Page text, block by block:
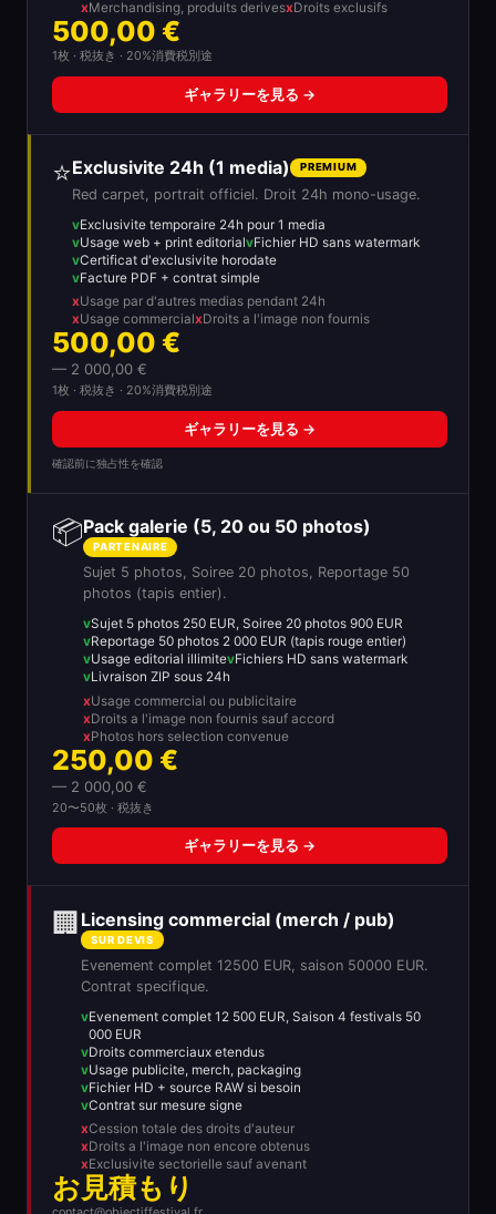
Merchandising, produits derives Droits exclusifs
500,00 €
1枚 · 税抜き · 20%消費税別途
ギャラリーを見る →
⭐Exclusivite 24h (1 media) PREMIUM
Red carpet, portrait officiel. Droit 24h mono-usage.
Exclusivite temporaire 24h pour 1 media
Usage web + print editorial Fichier HD sans watermark
Certificat d'exclusivite horodate
Facture PDF + contrat simple
Usage par d'autres medias pendant 24h
Usage commercial Droits a l'image non fournis
500,00 €
— 2 000,00 €
1枚 · 税抜き · 20%消費税別途
ギャラリーを見る →
確認前に独占性を確認
📦Pack galerie (5, 20 ou 50 photos)
PARTENAIRE
Sujet 5 photos, Soiree 20 photos, Reportage 50
photos (tapis entier).
Sujet 5 photos 250 EUR, Soiree 20 photos 900 EUR
Reportage 50 photos 2 000 EUR (tapis rouge entier)
Usage editorial illimite Fichiers HD sans watermark
Livraison ZIP sous 24h
Usage commercial ou publicitaire
Droits a l'image non fournis sauf accord
Photos hors selection convenue
250,00 €
— 2 000,00 €
20〜50枚 · 税抜き
ギャラリーを見る →
🏢 Licensing commercial (merch / pub)
SUR DEVIS
Evenement complet 12500 EUR, saison 50000 EUR.
Contrat specifique.
Evenement complet 12 500 EUR, Saison 4 festivals 50
000 EUR
Droits commerciaux etendus
Usage publicite, merch, packaging
Fichier HD + source RAW si besoin
Contrat sur mesure signe
Cession totale des droits d'auteur
Droits a l'image non encore obtenus
Exclusivite sectorielle sauf avenant
お見積もり